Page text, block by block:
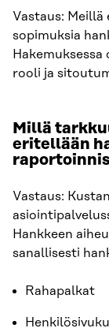
Vastaus: Meillä
sopimuksia
rooli ja
Millä
eritellään
Vastaus:
Hankkeen
sanallisesti
Rahapalkat